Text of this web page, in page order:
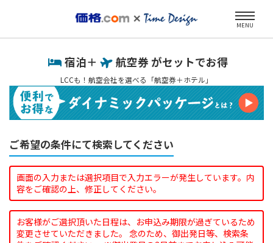
MENU
宿泊＋ 航空券 がセットでお得
LCCも！航空会社を選べる「航空券＋ホテル」
ご希望の条件にて検索してください
画面の入力または選択項目で入力エラーが発生しています。内
容をご確認の上、修正してください。
お客様がご選択頂いた日程は、お申込み期限が過ぎているため
変更させていただきました。 念のため、御出発日等、検索条